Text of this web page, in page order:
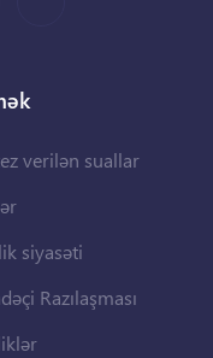
verilən suallar
siyasəti
Razılaşması